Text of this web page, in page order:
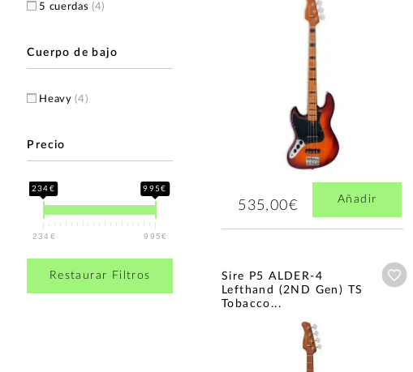
5 cuerdas (4)
Cuerpo de bajo
Heavy(4)
Precio
234€ 995€
234€ 995€
Restaurar Filtros
535,00€ Añadir
Sire P5 ALDER-4
Lefthand (2ND Gen) TS
Tobacco...